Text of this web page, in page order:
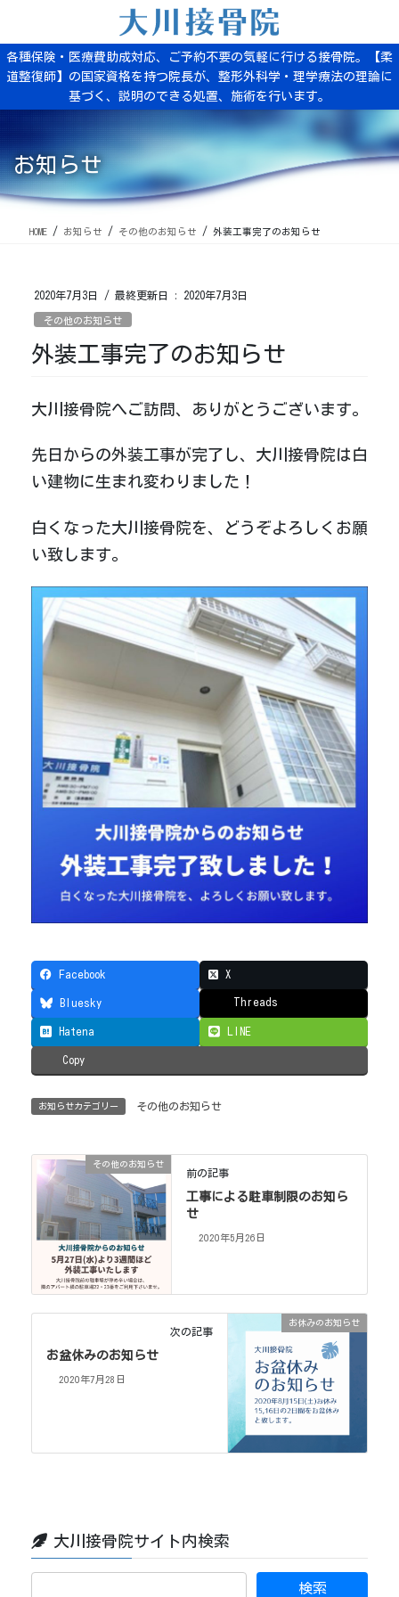
テ
ン
ツ
ゲ
ー
シ
移
動
各種保険・医療費助成対応、ご予約不要の気軽に行ける接骨院。【柔
道整復師】の国家資格を持つ院長が、整形外科学・理学療法の理論に
基づく、説明のできる処置、施術を行います。
お知らせ
HOME お知らせ その他のお知らせ 外装工事完了のお知らせ
2020年7月3日 / 最終更新日 : 2020年7月3日
その他のお知らせ
外装工事完了のお知らせ
大川接骨院へご訪問、ありがとうございます。
先日からの外装工事が完了し、大川接骨院は白
い建物に生まれ変わりました！
白くなった大川接骨院を、どうぞよろしくお願
い致します。
Facebook X
Bluesky Threads
Hatena LINE
Copy
お知らせカテゴリー その他のお知らせ
その他のお知らせ
前の記事
工事による駐車制限のお知ら
せ
2020年5月26日
お休みのお知らせ
次の記事
お盆休みのお知らせ
2020年7月28日
大川接骨院サイト内検索